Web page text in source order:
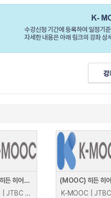
(MOOC) 히든 히어로즈 : K-캐릭터, 393조 글로벌 시장을 잡아라!
K-MOOC | JTBC JTBC 히든히어로즈
K-MOOC | JTBC